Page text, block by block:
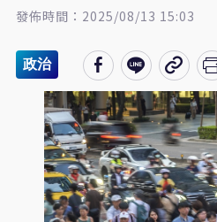
發佈時間：2025/08/13 15:03
政治